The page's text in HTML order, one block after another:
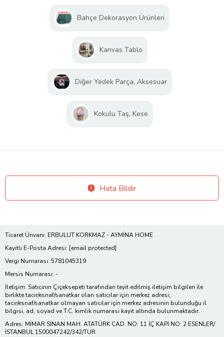
Bahçe Dekorasyon Ürünleri
Kanvas Tablo
Diğer Yedek Parça, Aksesuar
Kokulu Taş, Kese
Hata Bildir
Ticaret Ünvanı: ERBULUT KORKMAZ - AYMİNA HOME
Kayıtlı E-Posta Adresi: [email protected]
Vergi Numarası: 5781045319
Mersis Numarası: -
İletişim: Satıcının Çiçeksepeti tarafından teyit edilmiş iletişim bilgileri ile
birlikte tacir/esnaf/sanatkar olan satıcılar için merkez adresi;
tacir/esnaf/sanatkar olmayan satıcılar için merkez adresinin bulunduğu il
bilgisi, ad, soyad ve T.C. kimlik numarası kayıt altında bulunmaktadır.
Adres: MİMAR SİNAN MAH. ATATÜRK CAD. NO: 11 İÇ KAPI NO: 2 ESENLER/
İSTANBUL 1500047242/342/TUR